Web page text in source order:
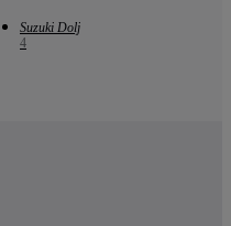
Suzuki Dolj
4